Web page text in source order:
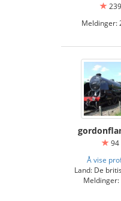
239
Meldinger:
94
Å vise
Land: De
Meldinger: